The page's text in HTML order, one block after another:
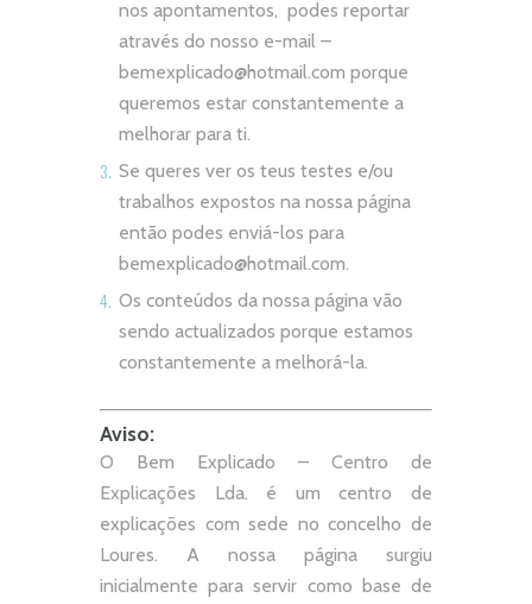
nos apontamentos, podes reportar
através do nosso e-mail –
bemexplicado@hotmail.com porque
queremos estar constantemente a
melhorar para ti.
Se queres ver os teus testes e/ou
trabalhos expostos na nossa página
então podes enviá-los para
bemexplicado@hotmail.com.
Os conteúdos da nossa página vão
sendo actualizados porque estamos
constantemente a melhorá-la.
Aviso:
O Bem Explicado – Centro de
Explicações Lda. é um centro de
explicações com sede no concelho de
Loures. A nossa página surgiu
inicialmente para servir como base de